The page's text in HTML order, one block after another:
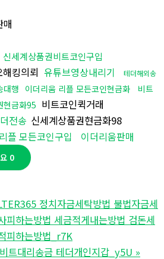
매
신세계상품권비트코인구입
킹의뢰 유튜브영상내리기
테더해외송
대행 이더리움 리플 모든코인현금화
비트
현금화95 비트코인퀵거래
전송 신세계상품권현금화98
플 모든코인구입 이더리움판매
0
정치자금세탁방법 불법자금세
피하는방법 세금적게내는방법 검돈세
피하는방법_r7K
대리송금 테더개인지갑_y5U »